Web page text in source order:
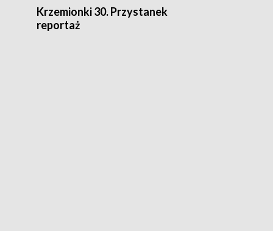
Krzemionki 30. Przystanek
reportaż